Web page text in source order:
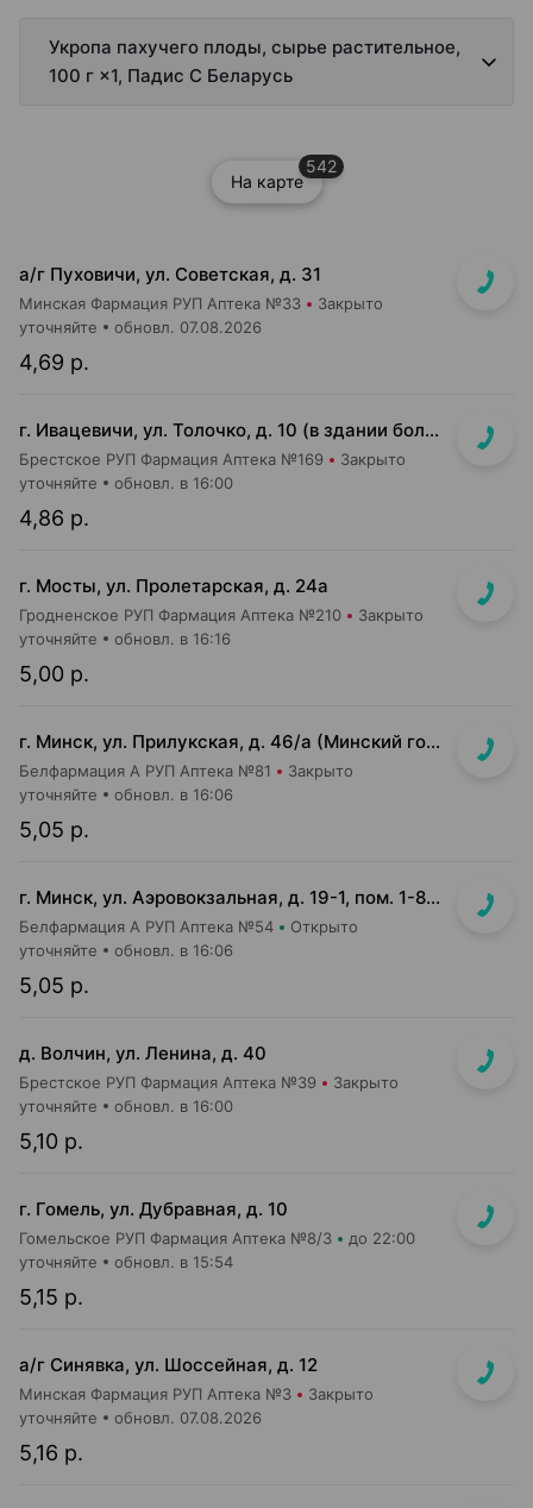
Укропа пахучего плоды, сырье растительное,
100 г ×1, Падис С Беларусь
На карте
542
а/г Пуховичи, ул. Советская, д. 31
Минская Фармация РУП Аптека №33 Закрыто
4,69 р.
уточняйте обновл. 07.08.2026
г. Ивацевичи, ул. Толочко, д. 10 (в здании больницы)
Брестское РУП Фармация Аптека №169 Закрыто
4,86 р.
уточняйте обновл. в 16:00
г. Мосты, ул. Пролетарская, д. 24а
Гродненское РУП Фармация Аптека №210 Закрыто
5,00 р.
уточняйте обновл. в 16:16
г. Минск, ул. Прилукская, д. 46/а (Минский городской клинический центр дерматовенерологии)
Белфармация А РУП Аптека №81 Закрыто
5,05 р.
уточняйте обновл. в 16:06
г. Минск, ул. Аэровокзальная, д. 19-1, пом. 1-89 (Национальный аэропорт "Минск", 3 этаж)
Белфармация А РУП Аптека №54 Открыто
5,05 р.
уточняйте обновл. в 16:06
д. Волчин, ул. Ленина, д. 40
Брестское РУП Фармация Аптека №39 Закрыто
5,10 р.
уточняйте обновл. в 16:00
г. Гомель, ул. Дубравная, д. 10
Гомельское РУП Фармация Аптека №8/3 до 22:00
5,15 р.
уточняйте обновл. в 15:54
а/г Синявка, ул. Шоссейная, д. 12
Минская Фармация РУП Аптека №3 Закрыто
5,16 р.
уточняйте обновл. 07.08.2026